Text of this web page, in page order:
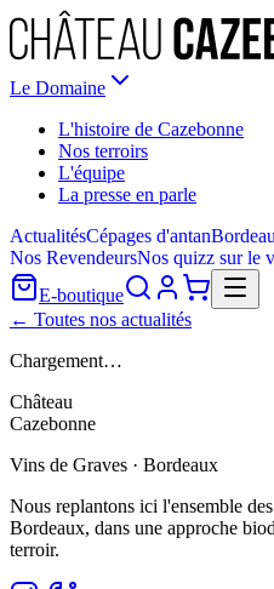
Le Domaine
L'histoire de Cazebonne
Nos terroirs
L'équipe
La presse en parle
ActualitésCépages d'antan
Nos RevendeursNos quizz sur le
E-boutique
← Toutes nos actualités
Chargement…
Château
Cazebonne
Vins de Graves · Bordeaux
Nous replantons ici l'ensemble
Bordeaux, dans une approche
terroir.